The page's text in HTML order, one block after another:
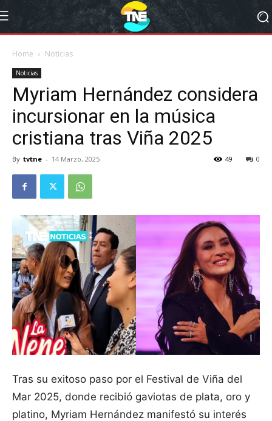
Home Noticias
Noticias
Myriam Hernández considera
incursionar en la música
cristiana tras Viña 2025
By tvtne - 14 Marzo, 2025 0
49
Tras su exitoso paso por el Festival de Viña del
Mar 2025, donde recibió gaviotas de plata, oro y
platino, Myriam Hernández manifestó su interés